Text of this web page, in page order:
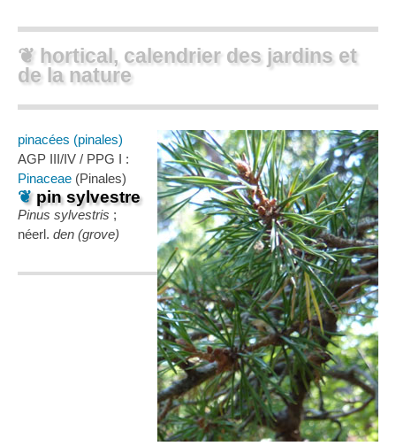
❦ hortical, calendrier des jardins et
de la nature
pinacées (pinales)
AGP III/IV / PPG I :
Pinaceae (Pinales)
❦pin sylvestre
Pinus sylvestris ;
néerl. den (grove)